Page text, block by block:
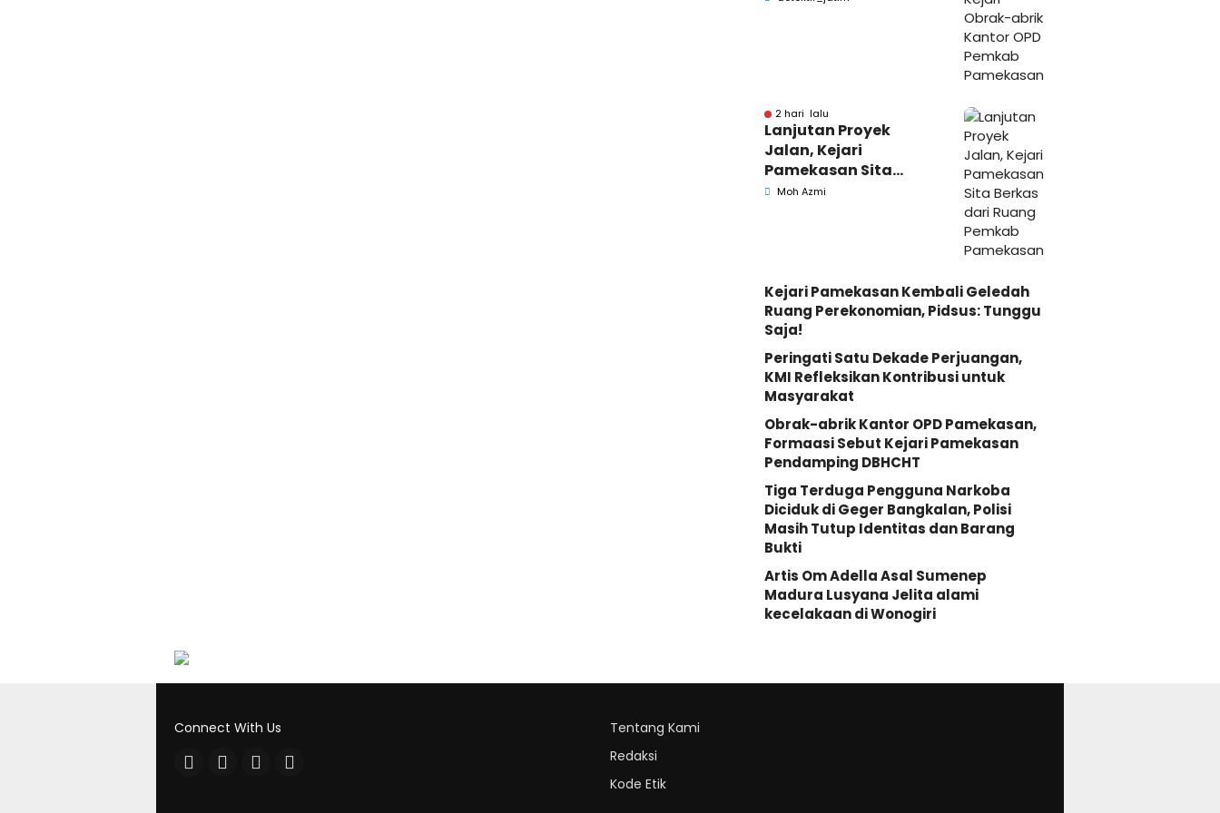
2 hari lalu
Lanjutan Proyek
Jalan, Kejari
Pamekasan Sita
Berkas dari Ruang
Moh Azmi
Kejari Pamekasan Kembali Geledah
Ruang Perekonomian, Pidsus: Tunggu
Saja!
Peringati Satu Dekade Perjuangan,
KMI Refleksikan Kontribusi untuk
Masyarakat
Obrak-abrik Kantor OPD Pamekasan,
Formaasi Sebut Kejari Pamekasan
Pendamping DBHCHT
Tiga Terduga Pengguna Narkoba
Diciduk di Geger Bangkalan, Polisi
Masih Tutup Identitas dan Barang
Bukti
Artis Om Adella Asal Sumenep
Madura Lusyana Jelita alami
kecelakaan di Wonogiri
Tentang Kami
Redaksi
Kode Etik
Connect With Us